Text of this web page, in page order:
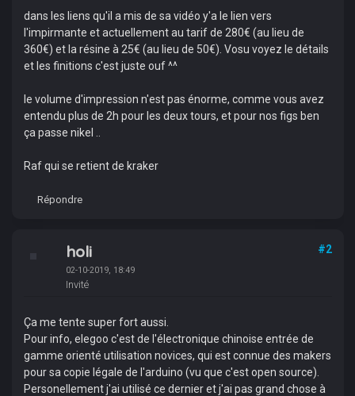
dans les liens qu'il a mis de sa vidéo y'a le lien vers
l'impirmante et actuellement au tarif de 280€ (au lieu de
360€) et la résine à 25€ (au lieu de 50€). Vosu voyez le détails
et les finitions c'est juste ouf ^^
le volume d'impression n'est pas énorme, comme vous avez
entendu plus de 2h pour les deux tours, et pour nos figs ben
ça passe nikel ..
Raf qui se retient de kraker
Répondre
holi
02-10-2019, 18:49
Invité
#2
Ça me tente super fort aussi.
Pour info, elegoo c'est de l'électronique chinoise entrée de
gamme orienté utilisation novices, qui est connue des makers
pour sa copie légale de l'arduino (vu que c'est open source).
Personellement j'ai utilisé ce dernier et j'ai pas grand chose à